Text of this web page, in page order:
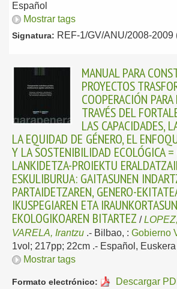
Español
Mostrar tags
Signatura: REF-1/GV/ANU/2008-2009
MANUAL PARA
PROYECTOS
COOPERACIÓN
TRAVÉS DEL
LAS CAPACIDADES,
LA EQUIDAD DE GÉNERO, EL
Y LA SOSTENIBILIDAD ECOLÓGICA =
LANKIDETZA-PROIEKTU
ESKULIBURUA: GAITASUNEN
PARTAIDETZAREN, GENERO-
IKUSPEGIAREN ETA IRAUNKORTASUN
EKOLOGIKOAREN BITARTEZ /
VARELA, Irantzu .- Bilbao, : Gobierno
1vol; 217pp; 22cm .- Español, Euskera
Mostrar tags
Formato electrónico: Descargar